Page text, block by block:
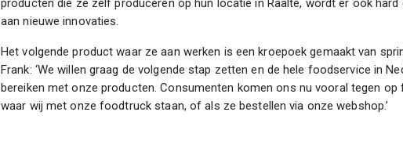
producten die ze zelf produceren op hun locatie in Raalte, wordt er ook hard
aan nieuwe innovaties.
Het volgende product waar ze aan werken is een kroepoek gemaakt van
Frank: ‘We willen graag de volgende stap zetten en de hele foodservice in
bereiken met onze producten. Consumenten komen ons nu vooral tegen op
waar wij met onze foodtruck staan, of als ze bestellen via onze webshop.’